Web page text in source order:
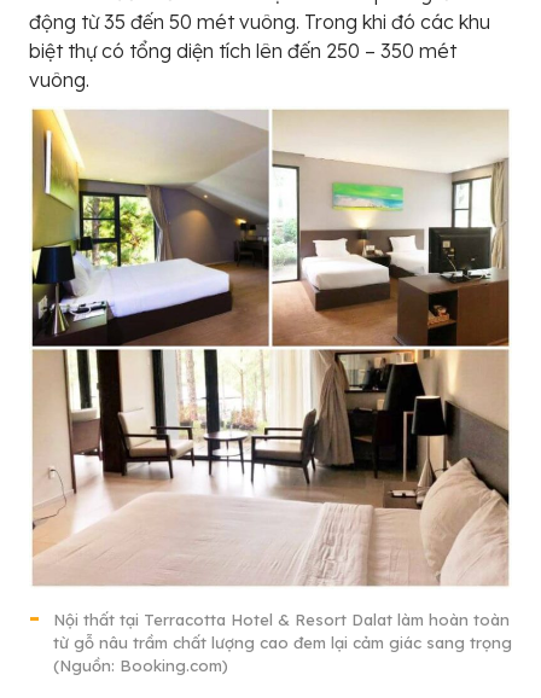
động từ 35 đến 50 mét vuông. Trong khi đó các khu
biệt thự có tổng diện tích lên đến 250 – 350 mét
vuông.
Nội thất tại Terracotta Hotel & Resort Dalat làm hoàn toàn
từ gỗ nâu trầm chất lượng cao đem lại cảm giác sang trọng
(Nguồn: Booking.com)